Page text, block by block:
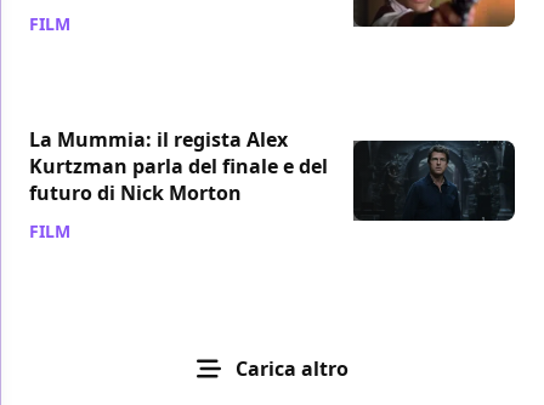
FILM
La Mummia: il regista Alex
Kurtzman parla del finale e del
futuro di Nick Morton
FILM
Carica altro